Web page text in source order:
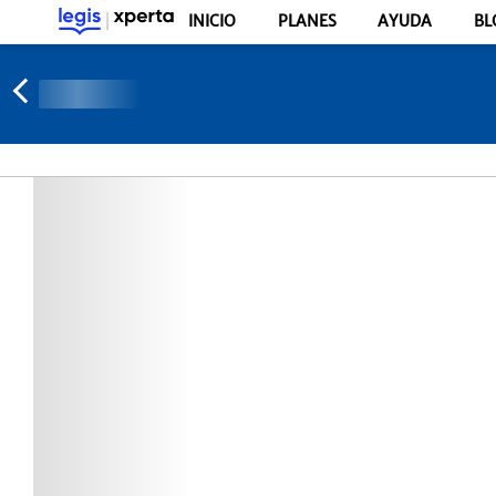
INICIO PLANES AYUDA